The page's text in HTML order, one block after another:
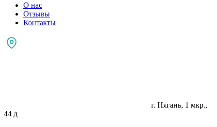
О нас
Отзывы
Контакты
г. Нягань, 1 мкр.,
44 д